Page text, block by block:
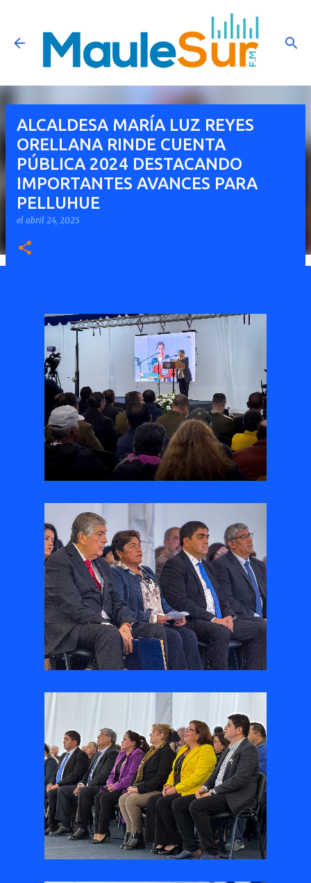
Ir al contenido principal
ALCALDESA MARÍA LUZ REYES
ORELLANA RINDE CUENTA
PÚBLICA 2024 DESTACANDO
IMPORTANTES AVANCES PARA
PELLUHUE
el abril 24, 2025